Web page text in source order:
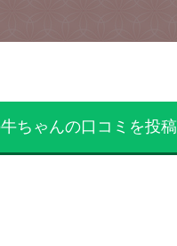
ちゃんの口コミを投